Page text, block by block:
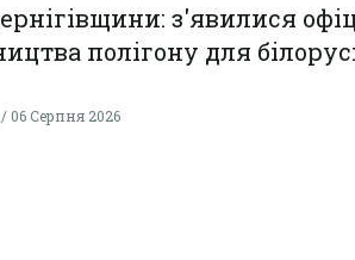
з'явилися
полігону для
06 Серпня 2026